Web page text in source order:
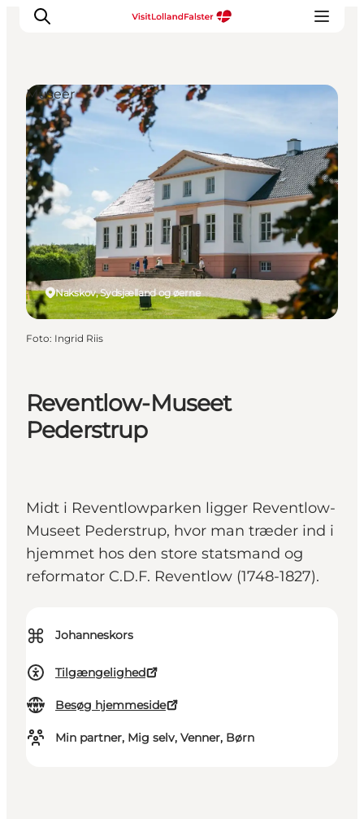
Oplevelser
I naturen
For børn
Kultur
Gastronomi
Planlæg din ferie
Reventlow-Museet
Pederstrup
Midt i Reventlowparken ligger Reventlow-
Museet Pederstrup, hvor man træder ind i
hjemmet hos den store statsmand og
reformator C.D.F. Reventlow (1748-1827).
⌘ Johanneskors
Tilgængelighed
Besøg hjemmeside
Min partner, Mig selv, Venner, Børn
Nakskov, Sydsjælland og øerne
Museer
Foto: Ingrid Riis